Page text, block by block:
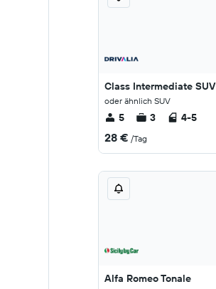
Class Intermediate SUV
oder ähnlich SUV
5 3 4-5
28 € /Tag
Alfa Romeo Tonale